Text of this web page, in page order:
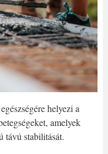
helyezi a
amelyek
távú stabilitását.